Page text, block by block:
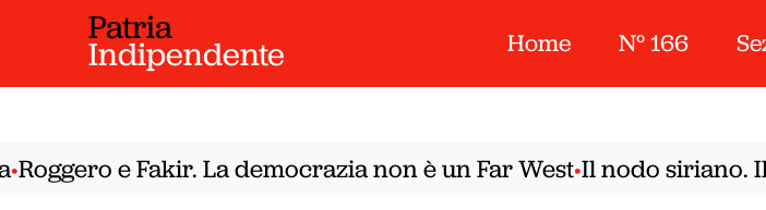
Patria
Indipendente Home N° 166
Roggero e Fakir. La democrazia non è un Far West•Il nodo siriano. Il